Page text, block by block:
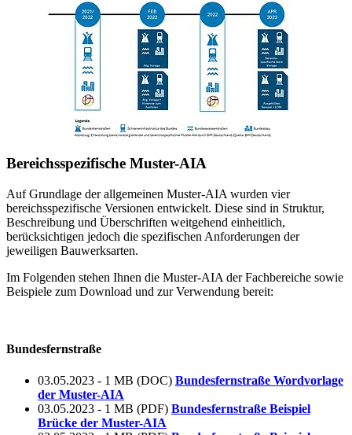
Bereichsspezifische Muster-AIA
Auf Grundlage der allgemeinen Muster-AIA wurden vier
bereichsspezifische Versionen entwickelt. Diese sind in Struktur,
Beschreibung und Überschriften weitgehend einheitlich,
berücksichtigen jedoch die spezifischen Anforderungen der
jeweiligen Bauwerksarten.
Im Folgenden stehen Ihnen die Muster-AIA der Fachbereiche sowie
Beispiele zum Download und zur Verwendung bereit:
Bundesfernstraße
03.05.2023 - 1 MB (DOC) Bundesfernstraße Wordvorlage
der Muster-AIA
03.05.2023 - 1 MB (PDF) Bundesfernstraße Beispiel
Brücke der Muster-AIA